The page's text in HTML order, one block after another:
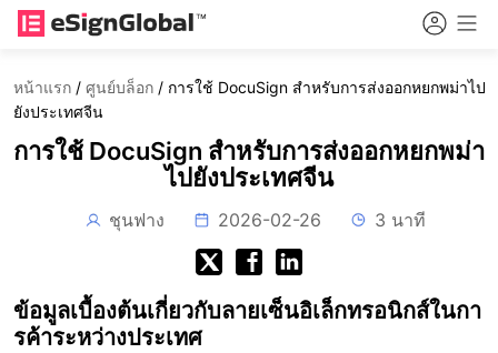
หน้าแรก / ศูนย์บล็อก / การใช้ DocuSign สำหรับการส่งออกหยกพม่าไป
ยังประเทศจีน
การใช้ DocuSign สำหรับการส่งออกหยกพม่า
ไปยังประเทศจีน
ชุนฟาง 2026-02-26 3 นาที
ข้อมูลเบื้องต้นเกี่ยวกับลายเซ็นอิเล็กทรอนิกส์ในกา
รค้าระหว่างประเทศ